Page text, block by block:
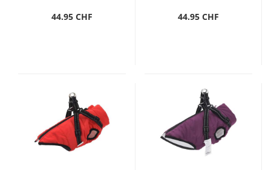
44.95 CHF
44.95 CHF